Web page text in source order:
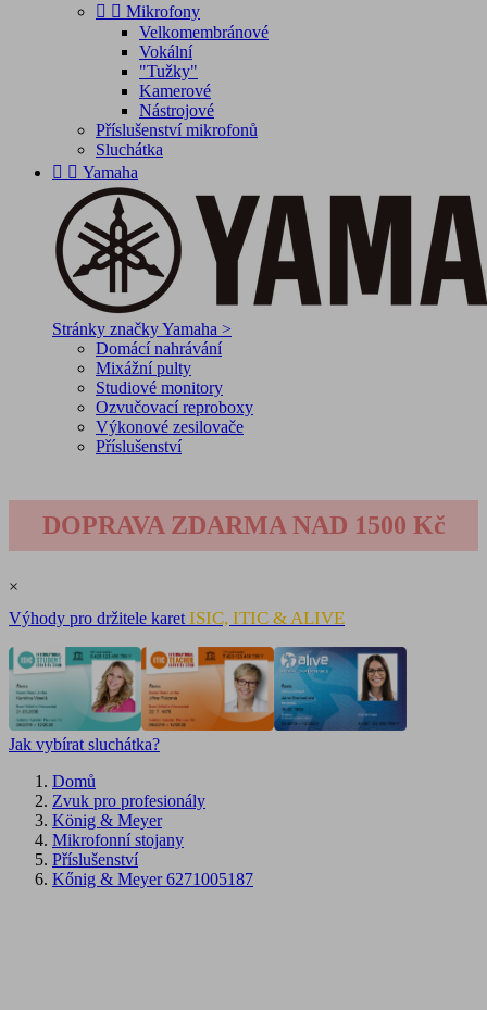
  Mikrofony
Velkomembránové
Vokální
"Tužky"
Kamerové
Nástrojové
Příslušenství mikrofonů
Sluchátka
  Yamaha
Stránky značky Yamaha >
Domácí nahrávání
Mixážní pulty
Studiové monitory
Ozvučovací reproboxy
Výkonové zesilovače
Příslušenství
DOPRAVA ZDARMA NAD 1500 Kč
×
Výhody pro držitele karet ISIC, ITIC & ALIVE
Jak vybírat sluchátka?
Domů
Zvuk pro profesionály
König & Meyer
Mikrofonní stojany
Příslušenství
Kőnig & Meyer 6271005187